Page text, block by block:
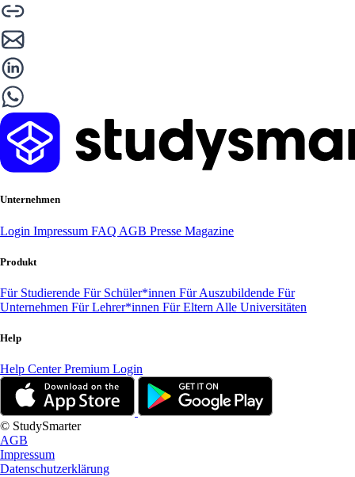
Unternehmen
Login Impressum FAQ AGB Presse Magazine
Produkt
Für Studierende Für Schüler*innen Für Auszubildende Für
Unternehmen Für Lehrer*innen Für Eltern Alle Universitäten
Help
Help CenterPremium Login
© StudySmarter
AGB
Impressum
Datenschutzerklärung